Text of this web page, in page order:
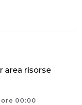
area risorse
00:00